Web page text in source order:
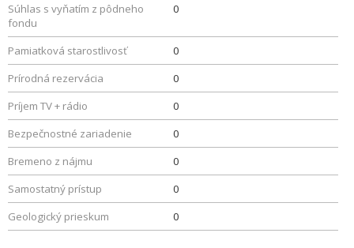
Súhlas s vyňatím z pôdneho
fondu
0
Pamiatková starostlivosť
0
Prírodná rezervácia
0
Príjem TV + rádio
0
Bezpečnostné zariadenie
0
Bremeno z nájmu
0
Samostatný prístup
0
Geologický prieskum
0